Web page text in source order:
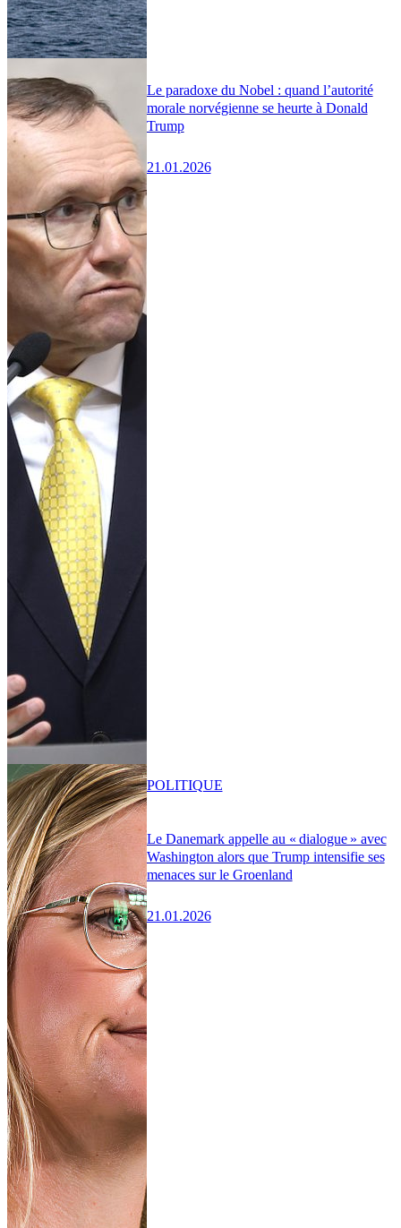
Le paradoxe du Nobel : quand l’autorité
morale norvégienne se heurte à Donald
Trump
21.01.2026
Le Danemark appelle au « dialogue » avec
Washington alors que Trump intensifie ses
menaces sur le Groenland
21.01.2026
POLITIQUE